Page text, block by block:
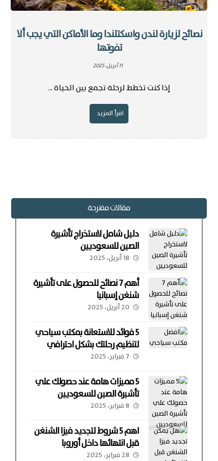
نصائح لزيارة لندن واسكتلندا وما الأماكن التي يجب ألا
تفوتها
11 أبريل، 2025
إذا كنت تخطط لرحلة تجمع بين الحياة ...
اقرأ المزيد
مقالات مقترحة
دليل شامل لاستخراج تأشيرة
الصين للسعوديين
18 أبريل، 2025
أهم 7 نصائح للحصول على تأشيرة
شنغن إسبانيا
20 أبريل، 2025
5 فوائد للاستعانة بمكتب سياحي
لتنظيم رحلتك بشكل احترافي
7 فبراير، 2025
5 مميزات هامة عند حصولك علي
تأشيرة الصين للسعوديين
8 فبراير، 2025
اهم 5 شروط لتجديد فيزا الشنغن
قبل انتهائها داخل أوروبا
28 فبراير، 2025